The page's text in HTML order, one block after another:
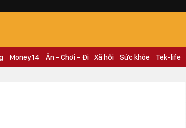
Money.14 Ăn - Chơi - Đi Xã hội Sức khỏe Tek-life